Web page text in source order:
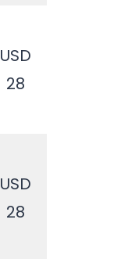
USD
28
USD
28